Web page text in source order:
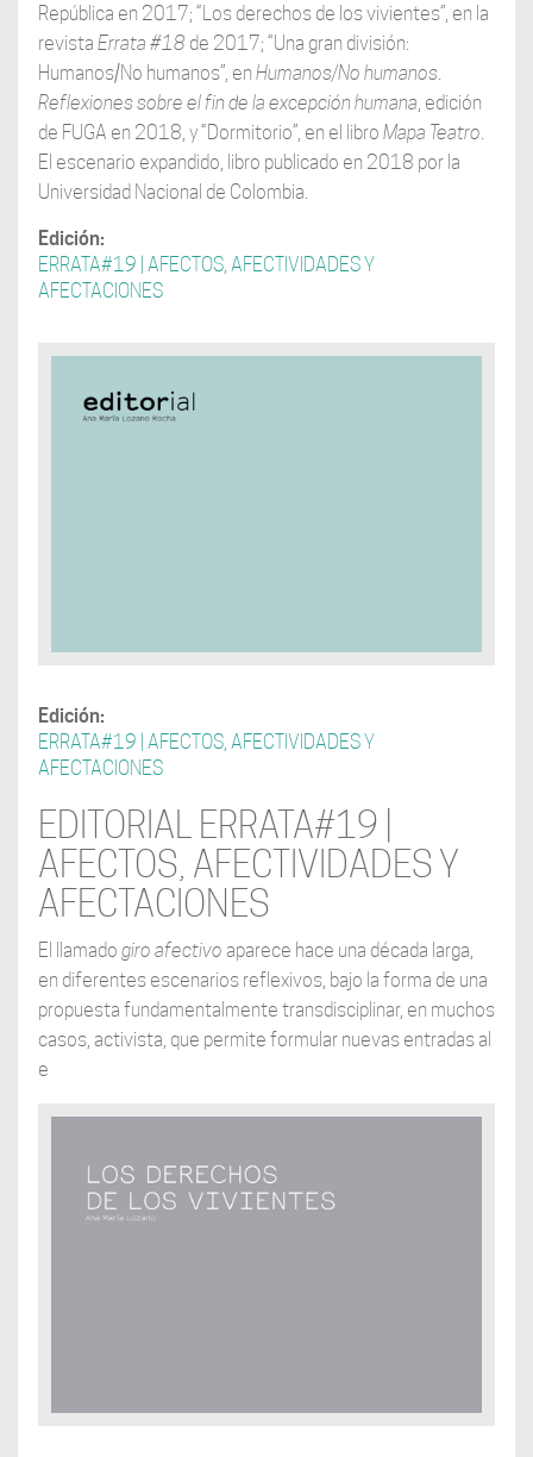
República en 2017; “Los derechos de los vivientes”, en la
revista Errata #18 de 2017; “Una gran división:
Humanos/No humanos”, en Humanos/No humanos.
Reflexiones sobre el fin de la excepción humana , edición
de FUGA en 2018, y “Dormitorio”, en el libro Mapa Teatro
El escenario expandido, libro publicado en 2018 por la
Universidad Nacional de Colombia.
Edición:
ERRATA#19 | AFECTOS, AFECTIVIDADES Y
AFECTACIONES
Edición:
ERRATA#19 | AFECTOS, AFECTIVIDADES Y
AFECTACIONES
EDITORIAL ERRATA#19 |
AFECTOS, AFECTIVIDADES Y
AFECTACIONES
El llamado giro afectivo aparece hace una década larga,
en diferentes escenarios reflexivos, bajo la forma de una
propuesta fundamentalmente transdisciplinar, en muchos
casos, activista, que permite formular nuevas entradas al
e